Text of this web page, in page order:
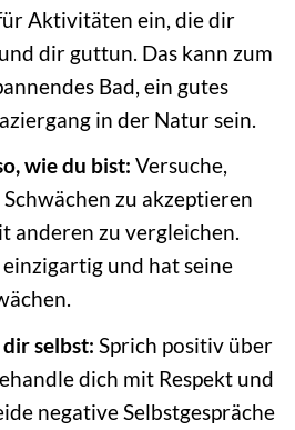
Aktivitäten ein, die dir
dir guttun. Das kann zum
Bad, ein gutes
in der Natur sein.
wie du bist: Versuche,
zu akzeptieren
anderen zu vergleichen.
und hat seine
selbst: Sprich positiv über
dich mit Respekt und
negative Selbstgespräche